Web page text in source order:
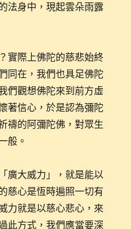
法身中，現起雲朵雨露
實際上佛陀的慈悲始終
同在，我們也具足佛陀
們觀想佛陀來到前方虛
著信心，於是認為彌陀
禱的阿彌陀佛，對眾生
般。
廣大威力」，就是能以
慈心是恆時遍照一切有
力就是以慈心悲心，來
此方式，我們應當要深